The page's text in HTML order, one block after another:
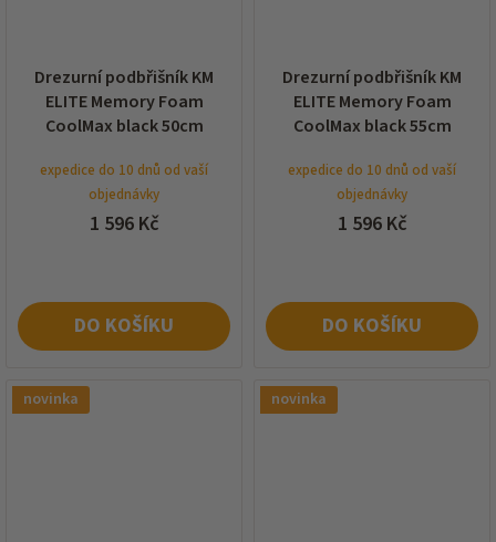
Drezurní podbřišník KM
ELITE Memory Foam
CoolMax black 50cm
expedice do 10 dnů od vaší
objednávky
1 596 Kč
DO KOŠÍKU
Drezurní podbřišník KM
ELITE Memory Foam
CoolMax black 55cm
expedice do 10 dnů od vaší
objednávky
1 596 Kč
DO KOŠÍKU
novinka novinka